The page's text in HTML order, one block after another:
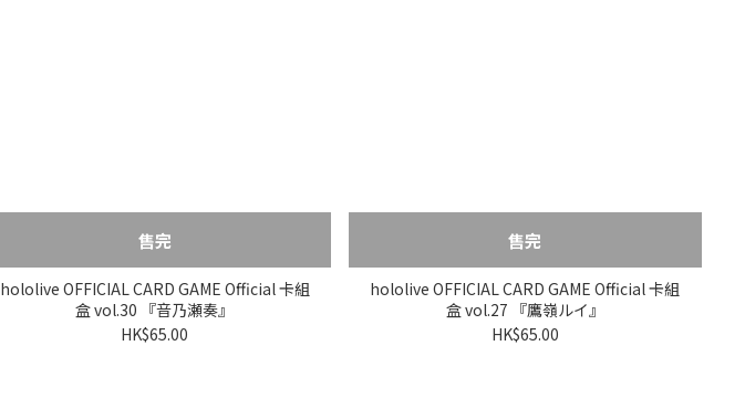
售完
hololive OFFICIAL CARD GAME Official 卡組
盒 vol.30 『音乃瀬奏』
HK$65.00
售完
hololive OFFICIAL CARD GAME Official 卡組
盒 vol.27 『鷹嶺ルイ』
HK$65.00